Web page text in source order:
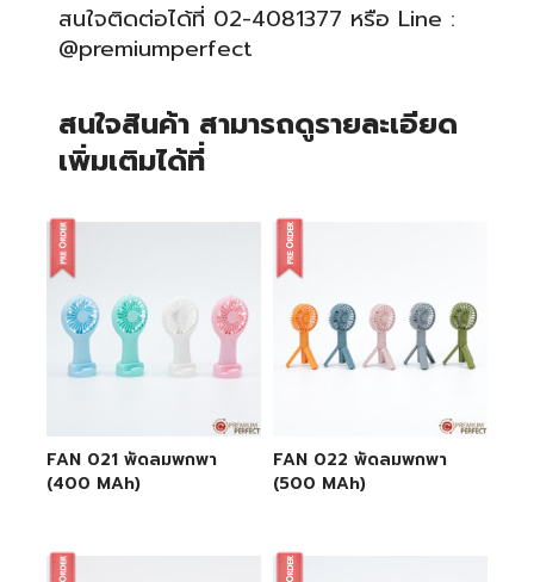
สนใจติดต่อได้ที่ 02-4081377 หรือ Line :
@premiumperfect
สนใจสินค้า สามารถดูรายละเอียด
เพิ่มเติมได้ที่
FAN 021 พัดลมพกพา
(400 MAh)
FAN 022 พัดลมพกพา
(500 MAh)